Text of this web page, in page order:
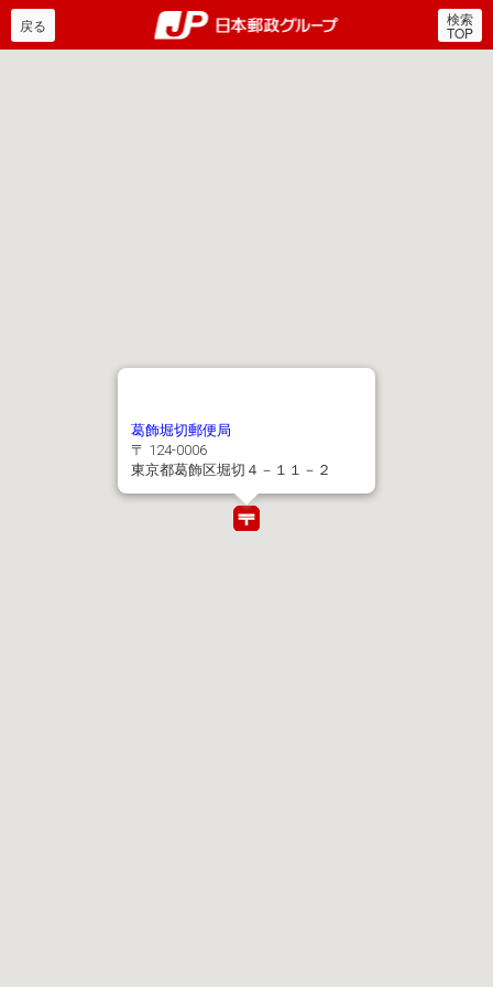
郵便局・日本郵政グルー
戻る 検索
TOP
葛飾堀切郵便局
〒 124-0006
東京都葛飾区堀切４－１１－２